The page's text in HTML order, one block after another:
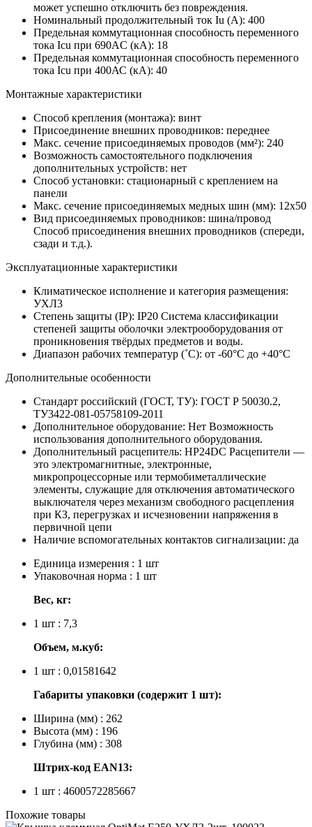
может успешно отключить без повреждения.
Номинальный продолжительный ток Iu (А): 400
Предельная коммутационная способность переменного
тока Icu при 690AC (кА): 18
Предельная коммутационная способность переменного
тока Icu при 400АС (кА): 40
Монтажные характеристики
Способ крепления (монтажа): винт
Присоединение внешних проводников: переднее
Макс. сечение присоединяемых проводов (мм²): 240
Возможность самостоятельного подключения
дополнительных устройств: нет
Способ установки: стационарный с креплением на
панели
Макс. сечение присоединяемых медных шин (мм): 12х50
Вид присоединяемых проводников: шина/провод
Способ присоединения внешних проводников (спереди,
сзади и т.д.).
Эксплуатационные характеристики
Климатическое исполнение и категория размещения:
УХЛ3
Степень защиты (IP): IP20 Система классификации
степеней защиты оболочки электрооборудования от
проникновения твёрдых предметов и воды.
Диапазон рабочих температур (˚С): от -60°С до +40°С
Дополнительные особенности
Стандарт российский (ГОСТ, ТУ): ГОСТ Р 50030.2,
ТУ3422-081-05758109-2011
Дополнительное оборудование: Нет Возможность
использования дополнительного оборудования.
Дополнительный расцепитель: НР24DC Расцепители —
это электромагнитные, электронные,
микропроцессорные или термобиметаллические
элементы, служащие для отключения автоматического
выключателя через механизм свободного расцепления
при КЗ, перегрузках и исчезновении напряжения в
первичной цепи
Наличие вспомогательных контактов сигнализации: да
Единица измерения : 1 шт
Упаковочная норма : 1 шт
Вес, кг:
1 шт : 7,3
Объем, м.куб:
1 шт : 0,01581642
Габариты упаковки (содержит 1 шт):
Ширина (мм) : 262
Высота (мм) : 196
Глубина (мм) : 308
Штрих-код EAN13:
1 шт : 4600572285667
Похожие товары